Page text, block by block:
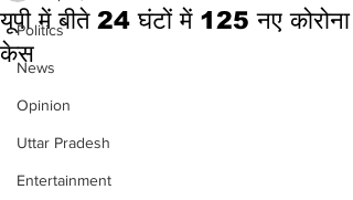
Politics
News
Opinion
Uttar Pradesh
Entertainment
यूपी में बीते 24 घंटों में 125 नए कोरोना
केस